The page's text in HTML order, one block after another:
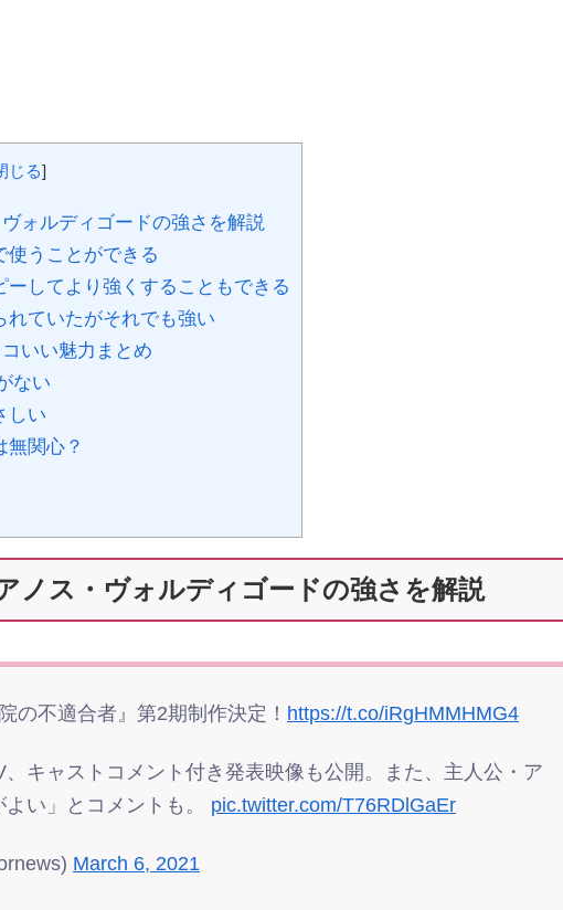
じる]
ォルディゴードの強さを解説
使うことができる
してより強くすることもできる
ていたがそれでも強い
いい魅力まとめ
ない
しい
無関心？
ノス・ヴォルディゴードの強さを解説
の不適合者』第2期制作決定！ https://t.co/iRgHMMHMG4
キャストコメント付き発表映像も公開。また、主人公・ア
い」とコメントも。 pic.twitter.com/T76RDlGaEr
March 6, 2021